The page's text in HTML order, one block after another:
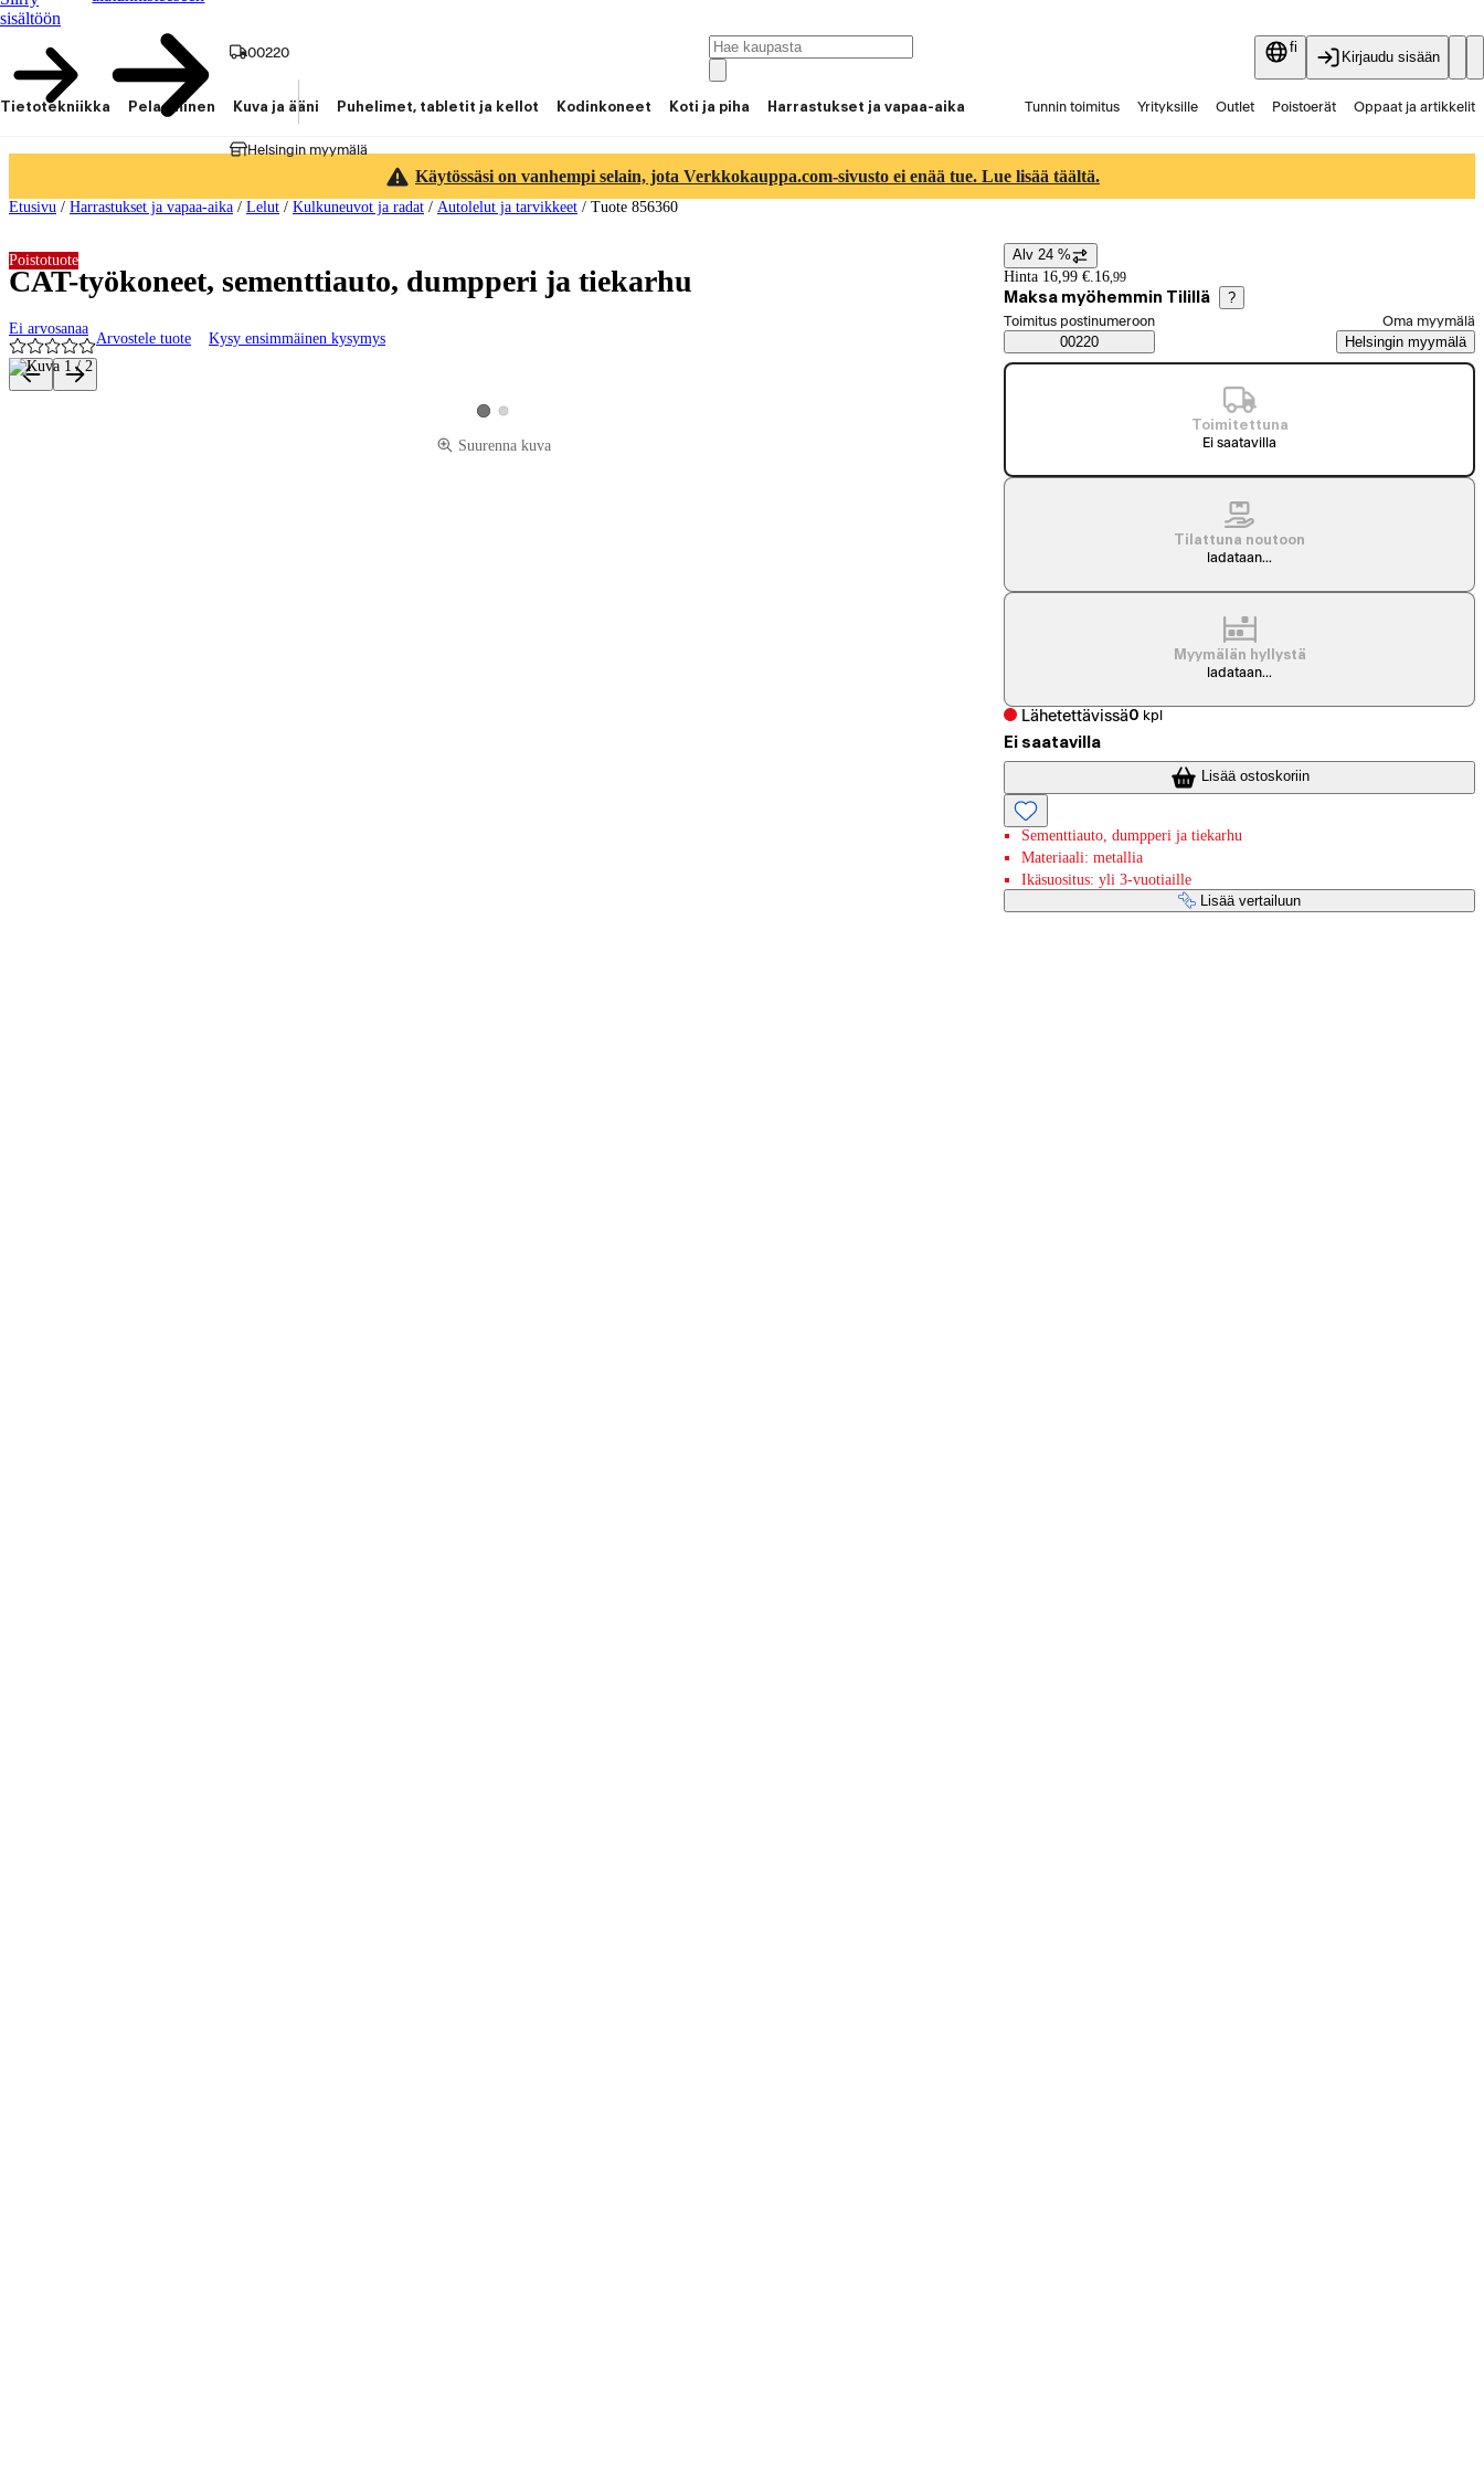
sisältöön
00220
Helsingin myymälä
fi
Kirjaudu sisään
Tietotekniikka Pelaaminen Kuva ja ääni Puhelimet, tabletit ja kellot Kodinkoneet Koti ja piha Harrastukset ja vapaa-aika Tunnin toimitus Yrityksille Outlet Poistoerät Oppaat ja artikkelit
Käytössäsi on vanhempi selain, jota Verkkokauppa.com-sivusto ei enää tue. Lue lisää täältä.
Etusivu / Harrastukset ja vapaa-aika / Lelut / Kulkuneuvot ja radat / Autolelut ja tarvikkeet / Tuote 856360
CAT-työkoneet, sementtiauto, dumpperi ja tiekarhu
Ei arvosanaa
Arvostele tuote Kysy ensimmäinen kysymys
Poistotuote
Tuotteen kuvat ja videot
Katso tuotekuva 1
Katso tuotekuva 2
Suurenna kuva
Hintatiedot
Alv 24 %
Hinta 16,99 €. 16,99
Maksa myöhemmin Tilillä ?
Saatavuustiedot
Valitse tilaustapa
Toimitus postinumeroon
00220
Oma myymälä
Helsingin myymälä
Toimitettuna
Ei saatavilla
Tilattuna noutoon
ladataan...
Myymälän hyllystä
ladataan...
Lähetettävissä0 kpl
Ei saatavilla
Lisää ostoskoriin
Sementtiauto, dumpperi ja tiekarhu
Materiaali: metallia
Ikäsuositus: yli 3-vuotiaille
Lisää vertailuun